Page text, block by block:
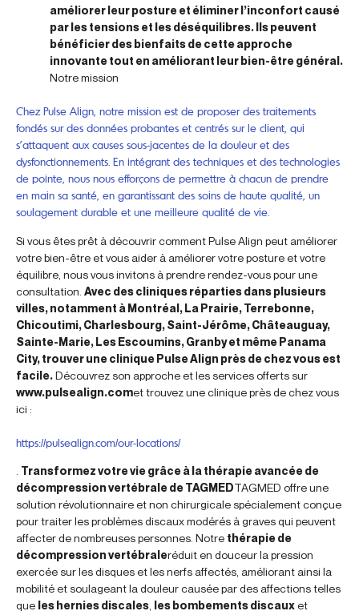
améliorer leur posture et éliminer l’inconfort causé
par les tensions et les déséquilibres. Ils peuvent
bénéficier des bienfaits de cette approche
innovante tout en améliorant leur bien-être général.
Notre mission
Chez Pulse Align, notre mission est de proposer des traitements
fondés sur des données probantes et centrés sur le client, qui
s’attaquent aux causes sous-jacentes de la douleur et des
dysfonctionnements. En intégrant des techniques et des technologies
de pointe, nous nous efforçons de permettre à chacun de prendre
en main sa santé, en garantissant des soins de haute qualité, un
soulagement durable et une meilleure qualité de vie.
Si vous êtes prêt à découvrir comment Pulse Align peut améliorer
votre bien-être et vous aider à améliorer votre posture et votre
équilibre, nous vous invitons à prendre rendez-vous pour une
consultation. Avec des cliniques réparties dans plusieurs
villes, notamment à Montréal, La Prairie, Terrebonne,
Chicoutimi, Charlesbourg, Saint-Jérôme, Châteauguay,
Sainte-Marie, Les Escoumins, Granby et même Panama
City, trouver une clinique Pulse Align près de chez vous est
facile.Découvrez son approche et les services offerts sur
www.pulsealign.comet trouvez une clinique près de chez vous
ici :
https://pulsealign.com/our-locations/
Transformez votre vie grâce à la thérapie avancée de
décompression vertébrale de TAGMEDTAGMED offre une
solution révolutionnaire et non chirurgicale spécialement conçue
pour traiter les problèmes discaux modérés à graves qui peuvent
affecter de nombreuses personnes. Notre thérapie de
décompression vertébraleréduit en douceur la pression
exercée sur les disques et les nerfs affectés, améliorant ainsi la
mobilité et soulageant la douleur causée par des affections telles
que les hernies discales les bombements discauxet